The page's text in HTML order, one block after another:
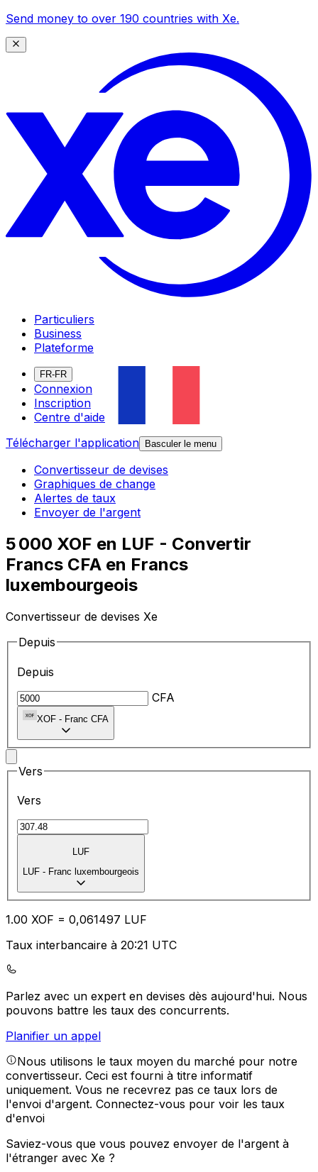
Send money to over 190 countries with Xe.
Particuliers
Business
Plateforme
FR-FR
Connexion
Inscription
Centre d'aide
Télécharger l'application
Basculer le menu
Convertisseur de devises
Graphiques de change
Alertes de taux
Envoyer de l'argent
5 000 XOF en LUF - Convertir
Francs CFA en Francs
luxembourgeois
Convertisseur de devises Xe
Depuis
Depuis
CFA
XOF - Franc CFA
Vers
Vers
LUF
LUF - Franc luxembourgeois
1.00 XOF = 0,061497 LUF
Taux interbancaire à 20:21 UTC
Parlez avec un expert en devises dès aujourd'hui. Nous
pouvons battre les taux des concurrents.
Planifier un appel
Nous utilisons le taux moyen du marché pour notre
convertisseur. Ceci est fourni à titre informatif
uniquement. Vous ne recevrez pas ce taux lors de
l'envoi d'argent. Connectez-vous pour voir les taux
d'envoi
Saviez-vous que vous pouvez envoyer de l'argent à
l'étranger avec Xe ?